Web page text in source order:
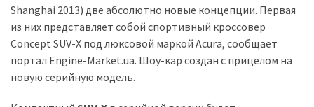
Події
(521)
Автовласнику
(474)
Shanghai 2013) две абсолютно новые концепции. Первая
из них представляет собой спортивный кроссовер
Concept SUV-X под люксовой маркой Acura, сообщает
портал Engine-Market.ua. Шоу-кар создан с прицелом на
новую серийную модель.